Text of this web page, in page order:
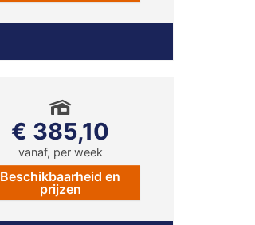
€ 385,10
vanaf, per week
Beschikbaarheid en
prijzen